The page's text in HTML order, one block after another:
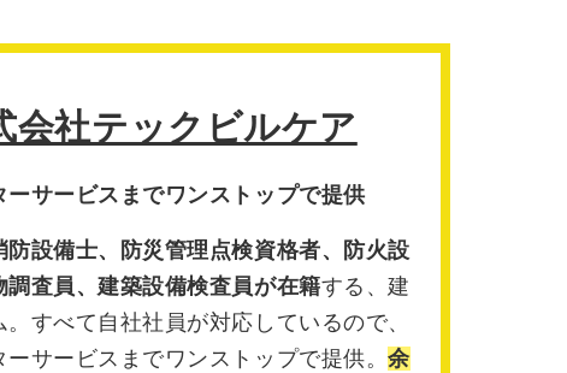
会社テックビルケア
ーサービスまでワンストップで提供
防設備士、防災管理点検資格者、防火設
査員、建築設備検査員が在籍する、建
すべて自社社員が対応しているので、
ーサービスまでワンストップで提供。余